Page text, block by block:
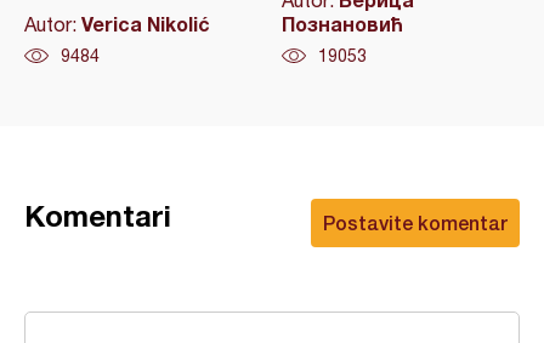
Autor: Verica Nikolić
9484
Познановић
19053
Postavite komentar
Komentari